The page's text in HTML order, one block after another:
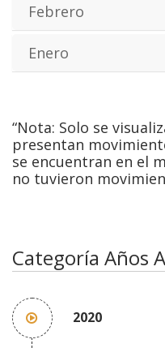
Febrero
Enero
“Nota: Solo se
presentan
se encuentran en el
no tuvieron
Categoría Años
2020